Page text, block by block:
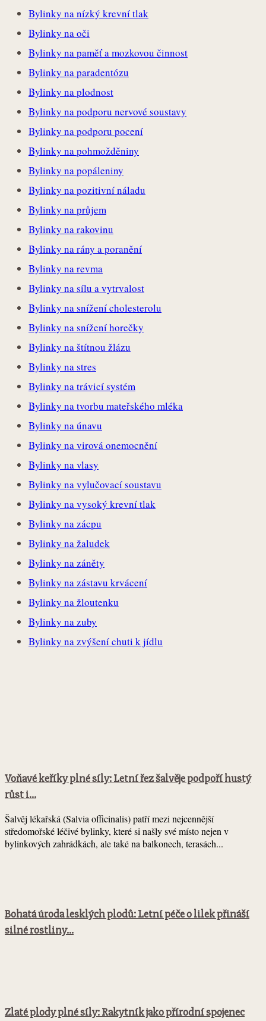
Bylinky na nízký krevní tlak
Bylinky na oči
Bylinky na paměť a mozkovou činnost
Bylinky na paradentózu
Bylinky na plodnost
Bylinky na podporu nervové soustavy
Bylinky na podporu pocení
Bylinky na pohmožděniny
Bylinky na popáleniny
Bylinky na pozitivní náladu
Bylinky na průjem
Bylinky na rakovinu
Bylinky na rány a poranění
Bylinky na revma
Bylinky na sílu a vytrvalost
Bylinky na snížení cholesterolu
Bylinky na snížení horečky
Bylinky na štítnou žlázu
Bylinky na stres
Bylinky na trávicí systém
Bylinky na tvorbu mateřského mléka
Bylinky na únavu
Bylinky na virová onemocnění
Bylinky na vlasy
Bylinky na vylučovací soustavu
Bylinky na vysoký krevní tlak
Bylinky na zácpu
Bylinky na žaludek
Bylinky na záněty
Bylinky na zástavu krvácení
Bylinky na žloutenku
Bylinky na zuby
Bylinky na zvýšení chuti k jídlu
Voňavé keříky plné síly: Letní řez šalvěje podpoří hustý
růst i...
Šalvěj lékařská (Salvia officinalis) patří mezi nejcennější
středomořské léčivé bylinky, které si našly své místo nejen v
bylinkových zahrádkách, ale také na balkonech, terasách...
Bohatá úroda lesklých plodů: Letní péče o lilek přináší
silné rostliny...
Zlaté plody plné síly: Rakytník jako přírodní spojenec